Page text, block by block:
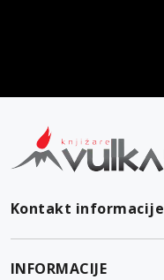
Kontakt informacije
INFORMACIJE